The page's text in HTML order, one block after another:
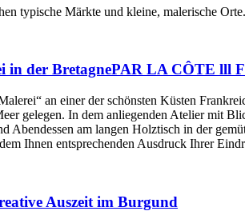
typische Märkte und kleine, malerische
PAR LA CÔTE lll
an einer der schönsten Küsten
gelegen. In dem anliegenden Atelier mit
Abendessen am langen Holztisch in der
Ihnen entsprechenden Ausdruck Ihrer
Auszeit im Burgund